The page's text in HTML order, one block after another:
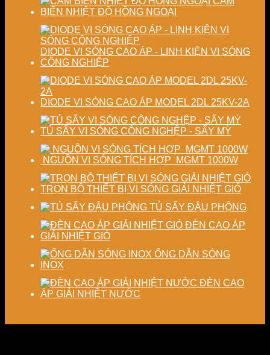
lượng
phẩm
sấy
nghiệp
BIẾN NHIỆT ĐỘ HỒNG NGOẠI
DIODE VI SÓNG CAO ÁP - LINH KIỆN VI SÓNG
CÔNG NGHIỆP
DIODE VI SÓNG CAO ÁP MODEL 2DL 25KV-2A
TỦ SẤY VI SÓNG CÔNG NGHỆP - SẤY MỲ
NGUỒN VI SÓNG TÍCH HỢP MGMT 1000W
TRỌN BỘ THIẾT BỊ VI SÓNG GIẢI NHIỆT GIÓ
TỦ SẤY ĐẬU PHỘNG
ĐÈN CAO ÁP
GIẢI NHIỆT GIÓ
ỐNG DẪN SÓNG
INOX
ĐÈN CAO
ÁP GIẢI NHIỆT NƯỚC